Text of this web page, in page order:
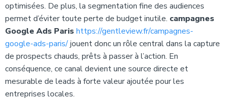
optimisées. De plus, la segmentation fine des audiences
permet d’éviter toute perte de budget inutile. campagnes
Google Ads Paris https://gentleview.fr/campagnes-
google-ads-paris/jouent donc un rôle central dans la capture
de prospects chauds, prêts à passer à l’action. En
conséquence, ce canal devient une source directe et
mesurable de leads à forte valeur ajoutée pour les
entreprises locales.